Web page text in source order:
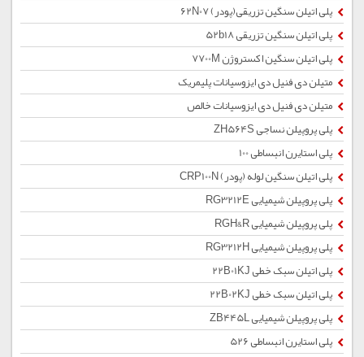
پلی اتیلن سنگین تزریقی(پودر) 62N07
پلی اتیلن سنگین تزریقی 52b18
پلی اتیلن سنگین اکستروژن 7700M
متیلن دی فنیل دی ایزوسیانات پلیمریک
متیلن دی فنیل دی ایزوسیانات خالص
پلی پروپیلن نساجی ZH564S
پلی استایرن انبساطی 100
پلی اتیلن سنگین لوله (پودر) CRP100N
پلی پروپیلن شیمیایی RG3212E
پلی پروپیلن شیمیایی RGH&R
پلی پروپیلن شیمیایی RG3212H
پلی اتیلن سبک خطی 22B01KJ
پلی اتیلن سبک خطی 22B02KJ
پلی پروپیلن شیمیایی ZB445L
پلی استایرن انبساطی 526